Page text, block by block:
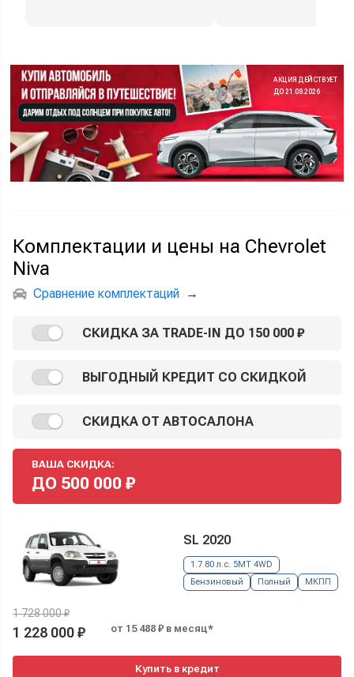
АКЦИЯ ДЕЙСТВУЕТ
ДО 21.08.2026
Комплектации и цены на Chevrolet
Niva
Сравнение комплектаций →
СКИДКА ЗА TRADE-IN ДО 150 000 ₽
ВЫГОДНЫЙ КРЕДИТ СО СКИДКОЙ
СКИДКА ОТ АВТОСАЛОНА
ВАША СКИДКА:
ДО 500 000 ₽
SL 2020
1.7 80 л.с. 5MT 4WD
Бензиновый
Полный МКПП
1 728 000 ₽
1 228 000 ₽ от 15 488 ₽ в месяц*
Купить в кредит